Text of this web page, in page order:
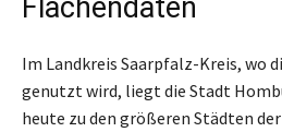
Flächendaten
Im Landkreis Saarpfalz-Kreis, wo
genutzt wird, liegt die Stadt
heute zu den größeren Städten